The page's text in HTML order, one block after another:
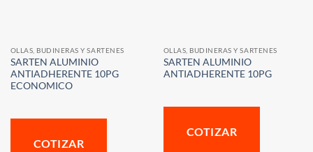
OLLAS, BUDINERAS Y SARTENES
SARTEN ALUMINIO
ANTIADHERENTE 10PG
ECONOMICO
COTIZAR
OLLAS, BUDINERAS Y SARTENES
SARTEN ALUMINIO
ANTIADHERENTE 10PG
COTIZAR